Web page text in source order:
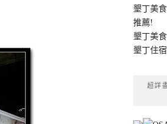
墾丁美
推薦!
墾丁美
墾丁住
超詳